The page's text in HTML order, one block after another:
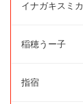
イナガキスミカ
稲穂うー子
指宿